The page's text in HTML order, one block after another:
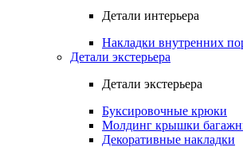
Детали интерьера
Накладки внутренних
Детали экстерьера
Детали экстерьера
Буксировочные крюки
Молдинг крышки
Декоративные накладки